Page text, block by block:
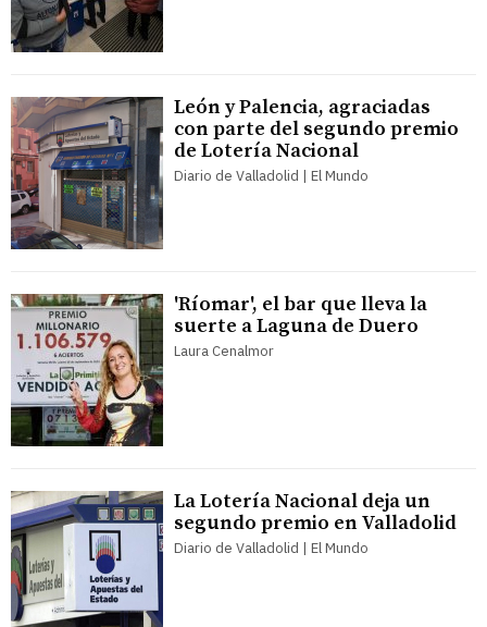
León y Palencia, agraciadas
con parte del segundo premio
de Lotería Nacional
Diario de Valladolid | El Mundo
'Ríomar', el bar que lleva la
suerte a Laguna de Duero
Laura Cenalmor
La Lotería Nacional deja un
segundo premio en Valladolid
Diario de Valladolid | El Mundo